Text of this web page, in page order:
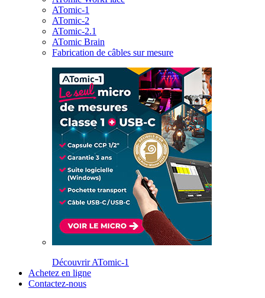
ATomic-1
ATomic-2
ATomic-2.1
ATomic Brain
Fabrication de câbles sur mesure
Découvrir ATomic-1
Achetez en ligne
Contactez-nous